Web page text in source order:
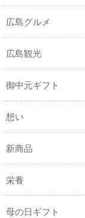
広島グルメ
広島観光
御中元ギフト
想い
新商品
栄養
母の日ギフト